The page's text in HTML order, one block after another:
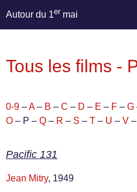
Autour du 1er mai
Tous les films -
0-9 –A– B – C – D – E – F – G
O – P – Q – R – S – T – U – V –
Pacific 131
Jean Mitry, 1949